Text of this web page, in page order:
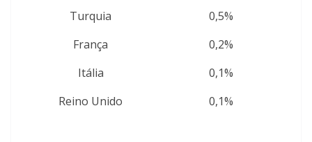
Turquia
0,5%
França
0,2%
Itália
0,1%
Reino Unido
0,1%